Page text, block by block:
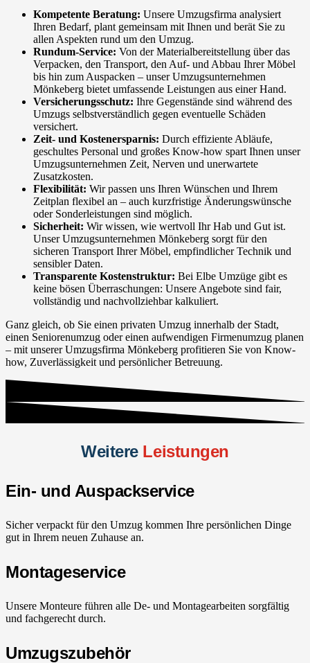
Kompetente Beratung: Unsere Umzugsfirma analysiert
Ihren Bedarf, plant gemeinsam mit Ihnen und berät Sie zu
allen Aspekten rund um den Umzug.
Rundum-Service: Von der Materialbereitstellung über das
Verpacken, den Transport, den Auf- und Abbau Ihrer Möbel
bis hin zum Auspacken – unser Umzugsunternehmen
Mönkeberg bietet umfassende Leistungen aus einer Hand.
Versicherungsschutz: Ihre Gegenstände sind während des
Umzugs selbstverständlich gegen eventuelle Schäden
versichert.
Zeit- und Kostenersparnis: Durch effiziente Abläufe,
geschultes Personal und großes Know-how spart Ihnen unser
Umzugsunternehmen Zeit, Nerven und unerwartete
Zusatzkosten.
Flexibilität: Wir passen uns Ihren Wünschen und Ihrem
Zeitplan flexibel an – auch kurzfristige Änderungswünsche
oder Sonderleistungen sind möglich.
Sicherheit: Wir wissen, wie wertvoll Ihr Hab und Gut ist.
Unser Umzugsunternehmen Mönkeberg sorgt für den
sicheren Transport Ihrer Möbel, empfindlicher Technik und
sensibler Daten.
Transparente Kostenstruktur: Bei Elbe Umzüge gibt es
keine bösen Überraschungen: Unsere Angebote sind fair,
vollständig und nachvollziehbar kalkuliert.
Ganz gleich, ob Sie einen privaten Umzug innerhalb der Stadt,
einen Seniorenumzug oder einen aufwendigen Firmenumzug planen
– mit unserer Umzugsfirma Mönkeberg profitieren Sie von Know-
how, Zuverlässigkeit und persönlicher Betreuung.
Weitere Leistungen
Ein- und Auspackservice
Sicher verpackt für den Umzug kommen Ihre persönlichen Dinge
gut in Ihrem neuen Zuhause an.
Montageservice
Unsere Monteure führen alle De- und Montagearbeiten sorgfältig
und fachgerecht durch.
Umzugszubehör